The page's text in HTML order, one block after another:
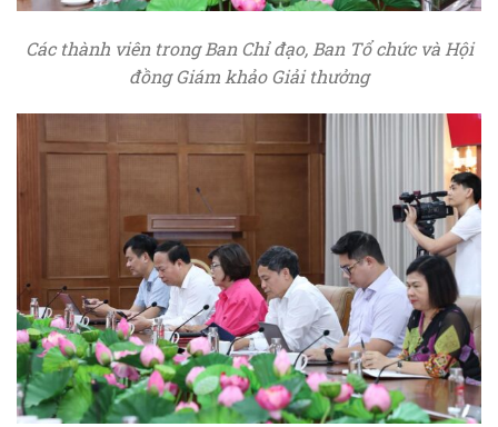
Các thành viên trong Ban Chỉ đạo, Ban Tổ chức và Hội
đồng Giám khảo Giải thưởng